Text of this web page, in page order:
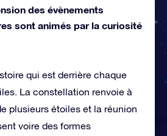
des évènements
sont animés par la curiosité
qui est derrière chaque
La constellation renvoie à
plusieurs étoiles et la réunion
voire des formes